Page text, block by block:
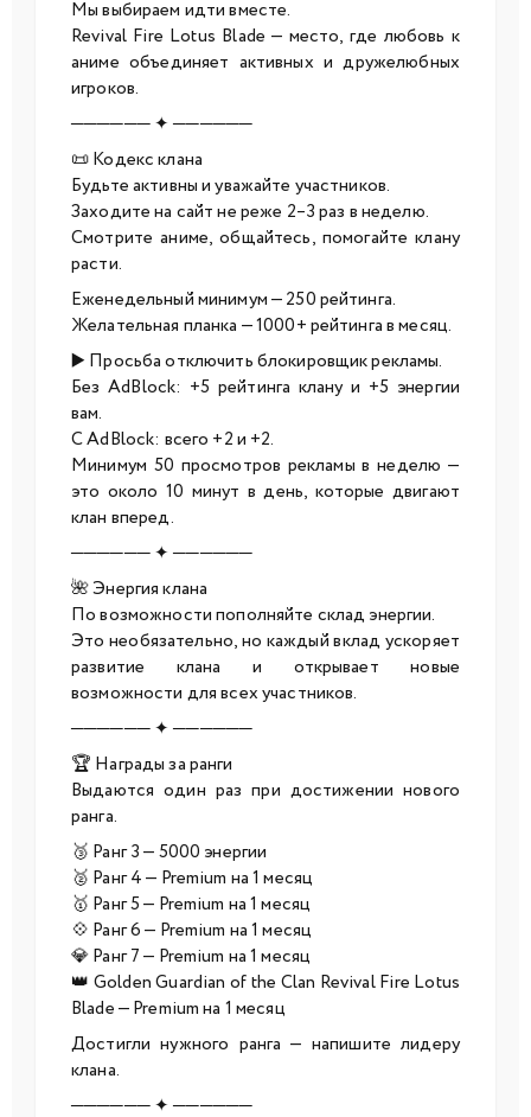
Мы выбираем идти вместе.
Revival Fire Lotus Blade — место, где любовь к
аниме объединяет активных и дружелюбных
игроков.
────── ✦ ──────
📜 Кодекс клана
Будьте активны и уважайте участников.
Заходите на сайт не реже 2–3 раз в неделю.
Смотрите аниме, общайтесь, помогайте клану
расти.
Еженедельный минимум — 250 рейтинга.
Желательная планка — 1000+ рейтинга в месяц.
▶️ Просьба отключить блокировщик рекламы.
Без AdBlock: +5 рейтинга клану и +5 энергии
вам.
С AdBlock: всего +2 и +2.
Минимум 50 просмотров рекламы в неделю —
это около 10 минут в день, которые двигают
клан вперед.
────── ✦ ──────
🌺 Энергия клана
По возможности пополняйте склад энергии.
Это необязательно, но каждый вклад ускоряет
развитие клана и открывает новые
возможности для всех участников.
────── ✦ ──────
🏆 Награды за ранги
Выдаются один раз при достижении нового
ранга.
🥉 Ранг 3 — 5000 энергии
🥈 Ранг 4 — Premium на 1 месяц
🥇 Ранг 5 — Premium на 1 месяц
💠 Ранг 6 — Premium на 1 месяц
💎 Ранг 7 — Premium на 1 месяц
👑 Golden Guardian of the Clan Revival Fire Lotus
Blade — Premium на 1 месяц
Достигли нужного ранга — напишите лидеру
клана.
────── ✦ ──────